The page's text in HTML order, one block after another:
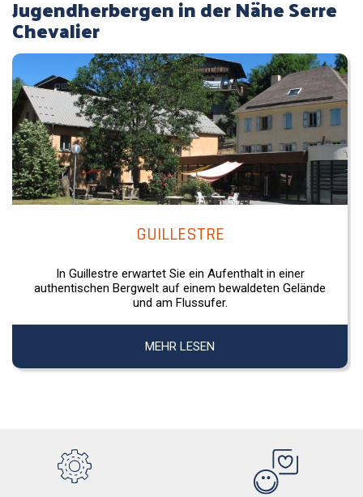
Jugendherbergen in der Nähe Serre
Chevalier
GUILLESTRE
In Guillestre erwartet Sie ein Aufenthalt in einer
authentischen Bergwelt auf einem bewaldeten Gelände
und am Flussufer.
MEHR LESEN